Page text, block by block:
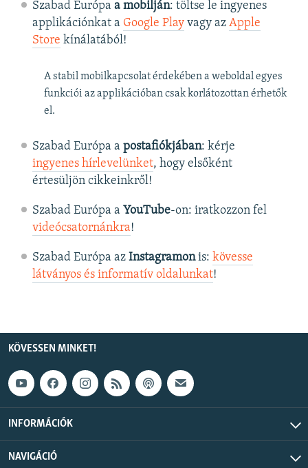
Szabad Európa a mobilján: töltse le ingyenes
applikációnkat a Google Playvagy az Apple
Store kínálatából!
A stabil mobilkapcsolat érdekében a weboldal egyes
funkciói az applikációban csak korlátozottan érhetők
el.
Szabad Európa a postafiókjában: kérje
ingyenes hírlevelünket, hogy elsőként
értesüljön cikkeinkről!
Szabad Európa a YouTube-on: iratkozzon fel
videócsatornánkra!
Szabad Európa az Instagramonis: kövesse
látványos és informatív oldalunkat! ​
KÖVESSEN MINKET!
INFORMÁCIÓK
NAVIGÁCIÓ